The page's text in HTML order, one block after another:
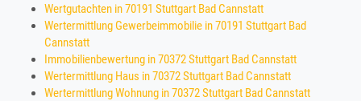
Wertgutachten in 70191 Stuttgart Bad Cannstatt
Wertermittlung Gewerbeimmobilie in 70191 Stuttgart Bad
Cannstatt
Immobilienbewertung in 70372 Stuttgart Bad Cannstatt
Wertermittlung Haus in 70372 Stuttgart Bad Cannstatt
Wertermittlung Wohnung in 70372 Stuttgart Bad Cannstatt